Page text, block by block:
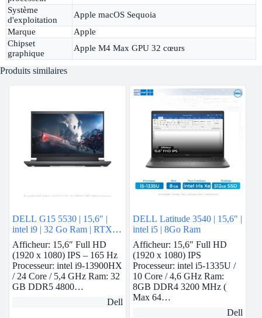
Système
d'exploitation
Apple macOS Sequoia
Marque
Apple
Chipset
graphique
Apple M4 Max GPU 32 cœurs
Produits similaires
DELL G15 5530 | 15,6″ |
intel i9 | 32 Go Ram | RTX
4060
Afficheur: 15,6″ Full HD
(1920 x 1080) IPS – 165 Hz
Processeur: intel i9-13900HX
/ 24 Core / 5,4 GHz Ram: 32
GB DDR5 4800…
Dell
DELL Latitude 3540 | 15,6″ |
intel i5 | 8Go Ram
Afficheur: 15,6″ Full HD
(1920 x 1080) IPS
Processeur: intel i5-1335U /
10 Core / 4,6 GHz Ram:
8GB DDR4 3200 MHz (
Max 64…
Dell